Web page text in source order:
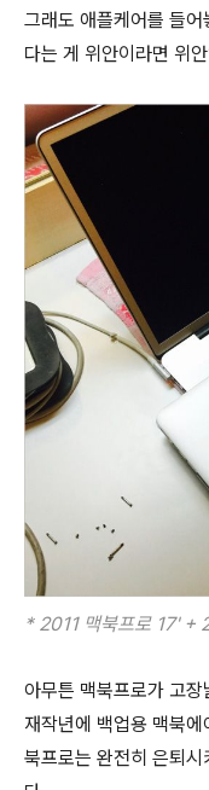
그래도 애플케어를 들
다는 게 위안이라면 위
* 2011 맥북프로 17' +
아무튼 맥북프로가 고
재작년에 백업용 맥북
북프로는 완전히 은퇴